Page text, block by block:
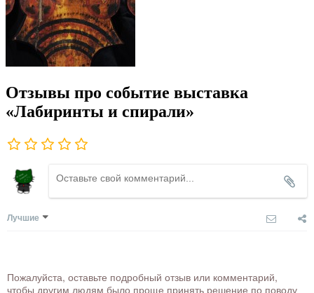
Отзывы про событие выставка
«Лабиринты и спирали»
Лучшие
Пожалуйста, оставьте подробный отзыв или комментарий,
чтобы другим людям было проще принять решение по поводу